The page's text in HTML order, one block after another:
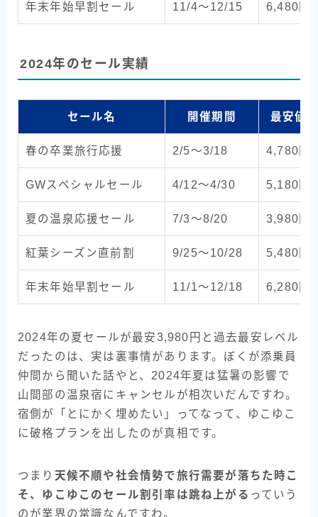
年末年始早割セール 11/4〜12/15 6,480円
2024年のセール実績
セール名 開催期間 最安値
春の卒業旅行応援 2/5〜3/18 4,780円
GWスペシャルセール 4/12〜4/30 5,180円
夏の温泉応援セール 7/3〜8/20 3,980円
紅葉シーズン直前割 9/25〜10/28 5,480円
年末年始早割セール 11/1〜12/18 6,280円
2024年の夏セールが最安3,980円と過去最安レベル
だったのは、実は裏事情があります。ぼくが添乗員
仲間から聞いた話やと、2024年夏は猛暑の影響で
山間部の温泉宿にキャンセルが相次いだんですわ。
宿側が「とにかく埋めたい」ってなって、ゆこゆこ
に破格プランを出したのが真相です。
つまり 天候不順や社会情勢で旅行需要が落ちた時こ
そ、ゆこゆこのセール割引率は跳ね上がる っていう
のが業界の常識なんですわ。